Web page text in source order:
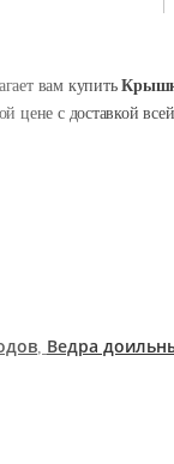
вам купить
цене с доставкой всей
Ведра